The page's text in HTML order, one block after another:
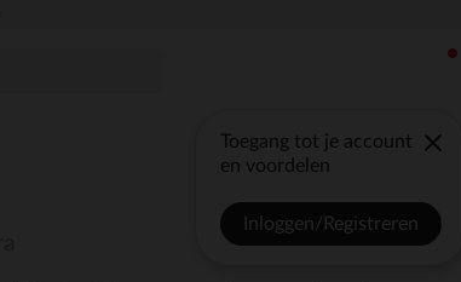
Toegang tot je account
en voordelen
Inloggen/Registreren